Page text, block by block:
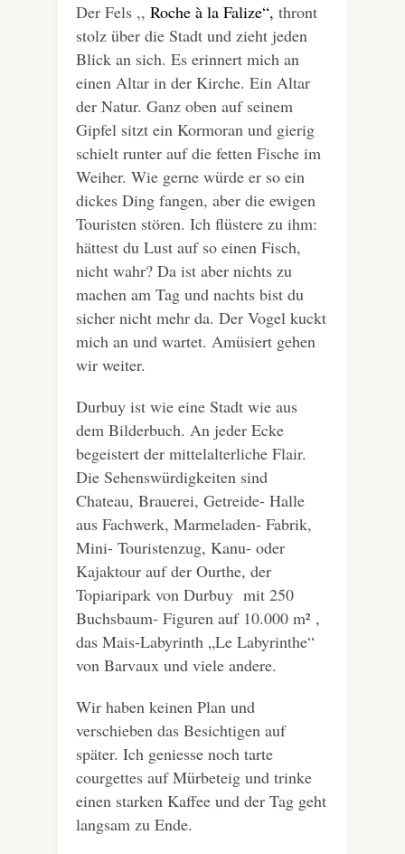
Der Fels ,, Roche à la Falize“, thront
stolz über die Stadt und zieht jeden
Blick an sich. Es erinnert mich an
einen Altar in der Kirche. Ein Altar
der Natur. Ganz oben auf seinem
Gipfel sitzt ein Kormoran und gierig
schielt runter auf die fetten Fische im
Weiher. Wie gerne würde er so ein
dickes Ding fangen, aber die ewigen
Touristen stören. Ich flüstere zu ihm:
hättest du Lust auf so einen Fisch,
nicht wahr? Da ist aber nichts zu
machen am Tag und nachts bist du
sicher nicht mehr da. Der Vogel kuckt
mich an und wartet. Amüsiert gehen
wir weiter.
Durbuy ist wie eine Stadt wie aus
dem Bilderbuch. An jeder Ecke
begeistert der mittelalterliche Flair.
Die Sehenswürdigkeiten sind
Chateau, Brauerei, Getreide- Halle
aus Fachwerk, Marmeladen- Fabrik,
Mini- Touristenzug, Kanu- oder
Kajaktour auf der Ourthe, der
Topiaripark von Durbuy mit 250
Buchsbaum- Figuren auf 10.000 m² ,
das Mais-Labyrinth „Le Labyrinthe“
von Barvaux und viele andere.
Wir haben keinen Plan und
verschieben das Besichtigen auf
später. Ich geniesse noch tarte
courgettes auf Mürbeteig und trinke
einen starken Kaffee und der Tag geht
langsam zu Ende.